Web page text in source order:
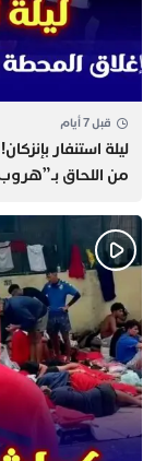
قبل 7 أيام
​ليلة استنفار
من اللحاق